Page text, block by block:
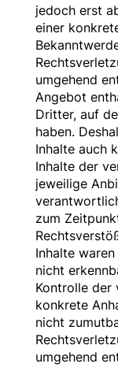
jedoch erst
einer
umgehend
Angebot
Dritter, auf
haben.
Inhalte auch
Inhalte der
jeweilige
zum
Inhalte
nicht
Kontrolle der
konkrete
nicht
umgehend